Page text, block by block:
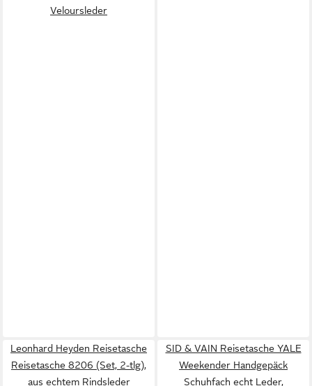
Veloursleder
Leonhard Heyden Reisetasche
Reisetasche 8206 (Set, 2-tlg),
aus echtem Rindsleder
SID & VAIN Reisetasche YALE
Weekender Handgepäck
Schuhfach echt Leder,